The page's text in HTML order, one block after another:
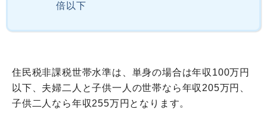
倍以下
住民税非課税世帯水準は、単身の場合は年収100万円
以下、夫婦二人と子供一人の世帯なら年収205万円、
子供二人なら年収255万円となります。